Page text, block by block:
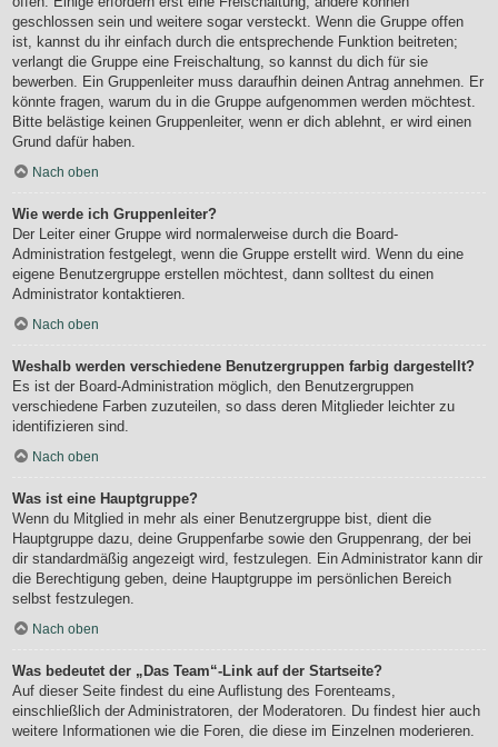
geschlossen sein und weitere sogar versteckt. Wenn die Gruppe offen
ist, kannst du ihr einfach durch die entsprechende Funktion beitreten;
verlangt die Gruppe eine Freischaltung, so kannst du dich für sie
bewerben. Ein Gruppenleiter muss daraufhin deinen Antrag annehmen. Er
könnte fragen, warum du in die Gruppe aufgenommen werden möchtest.
Bitte belästige keinen Gruppenleiter, wenn er dich ablehnt, er wird einen
Grund dafür haben.
Nach oben
Wie werde ich Gruppenleiter?
Der Leiter einer Gruppe wird normalerweise durch die Board-
Administration festgelegt, wenn die Gruppe erstellt wird. Wenn du eine
eigene Benutzergruppe erstellen möchtest, dann solltest du einen
Administrator kontaktieren.
Nach oben
Weshalb werden verschiedene Benutzergruppen farbig dargestellt?
Es ist der Board-Administration möglich, den Benutzergruppen
verschiedene Farben zuzuteilen, so dass deren Mitglieder leichter zu
identifizieren sind.
Nach oben
Was ist eine Hauptgruppe?
Wenn du Mitglied in mehr als einer Benutzergruppe bist, dient die
Hauptgruppe dazu, deine Gruppenfarbe sowie den Gruppenrang, der bei
dir standardmäßig angezeigt wird, festzulegen. Ein Administrator kann dir
die Berechtigung geben, deine Hauptgruppe im persönlichen Bereich
selbst festzulegen.
Nach oben
Was bedeutet der „Das Team“-Link auf der Startseite?
Auf dieser Seite findest du eine Auflistung des Forenteams,
einschließlich der Administratoren, der Moderatoren. Du findest hier auch
weitere Informationen wie die Foren, die diese im Einzelnen moderieren.